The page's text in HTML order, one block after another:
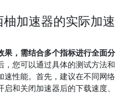
加速器的实际加速
果，需结合多个指标进行全面分
，您可以通过具体的测试方法和
速性能。首先，建议在不同网络
和关闭加速器后的下载速度、